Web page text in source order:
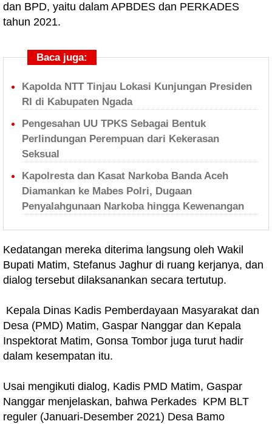
dan BPD, yaitu dalam APBDES dan PERKADES
tahun 2021.
Baca juga:
Kapolda NTT Tinjau Lokasi Kunjungan Presiden
RI di Kabupaten Ngada
Pengesahan UU TPKS Sebagai Bentuk
Perlindungan Perempuan dari Kekerasan
Seksual
Kapolresta dan Kasat Narkoba Banda Aceh
Diamankan ke Mabes Polri, Dugaan
Penyalahgunaan Narkoba hingga Kewenangan
Kedatangan mereka diterima langsung oleh Wakil
Bupati Matim, Stefanus Jaghur di ruang kerjanya, dan
dialog tersebut dilaksanankan secara tertutup.
Kepala Dinas Kadis Pemberdayaan Masyarakat dan
Desa (PMD) Matim, Gaspar Nanggar dan Kepala
Inspektorat Matim, Gonsa Tombor juga turut hadir
dalam kesempatan itu.
Usai mengikuti dialog, Kadis PMD Matim, Gaspar
Nanggar menjelaskan, bahwa Perkades KPM BLT
reguler (Januari-Desember 2021) Desa Bamo